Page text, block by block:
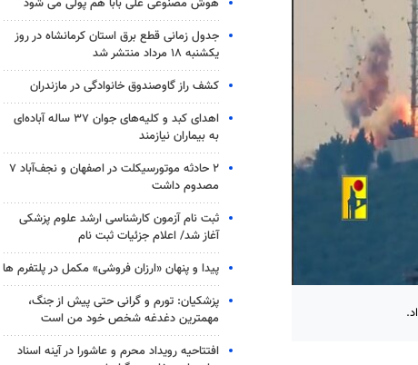
جدول زمانی قطع برق استان کرمانشاه در روز
یکشنبه ۱۸ مرداد منتشر شد
کشف راز گاوصندوق خانوادگی در مازندران
اهدای کبد و کلیه‌های جوان ۳۷ ساله آباده‌ای
به بیماران نیازمند
۲ حادثه موتورسیکلت در اصفهان و نجف‌آباد ۷
مصدوم داشت
ثبت نام آزمون کارشناسی ارشد علوم پزشکی
آغاز شد/ اعلام جزئیات ثبت نام
پیدا و پنهان «ارزان فروشی» مکمل در پلتفرم ها
پزشکیان: تورم و گرانی حتی پیش از جنگ،
مهمترین دغدغه شخص خود من است
افتتاحیه رویداد محرم و عاشورا در آینه اسناد